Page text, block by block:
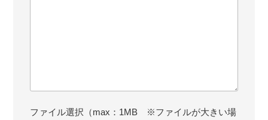
ファイル選択（max：1MB ※ファイルが大きい場